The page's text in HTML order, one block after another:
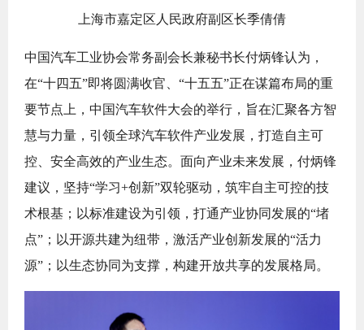
上海市嘉定区人民政府副区长季倩倩
中国汽车工业协会常务副会长兼秘书长付炳锋认为，
在“十四五”即将圆满收官、“十五五”正在谋篇布局的重
要节点上，中国汽车软件大会的举行，旨在汇聚各方智
慧与力量，引领全球汽车软件产业发展，打造自主可
控、安全高效的产业生态。面向产业未来发展，付炳锋
建议，坚持“学习+创新”双轮驱动，筑牢自主可控的技
术根基；以标准建设为引领，打通产业协同发展的“堵
点”；以开源共建为纽带，激活产业创新发展的“活力
源”；以生态协同为支撑，构建开放共享的发展格局。